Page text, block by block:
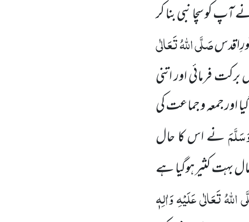
آپ کو سچا نبی بنا کر
صَلَّی اللہُ تَعَالٰی
فرمائی اور اتنی
اور جمعہ و جماعت کی
نے اس کا حال
بہت کثیر ہوگیا ہے
اللہُ تَعَالٰی عَلَیْہِ وَاٰلِہٖ